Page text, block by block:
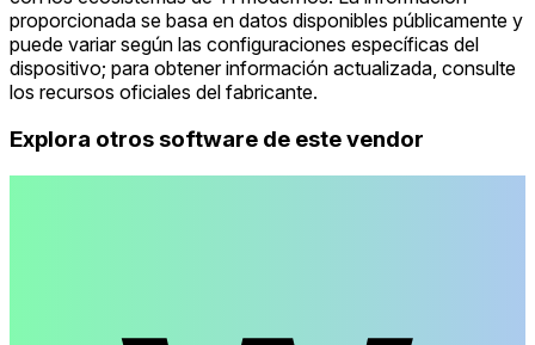
proporcionada se basa en datos disponibles públicamente y
puede variar según las configuraciones específicas del
dispositivo; para obtener información actualizada, consulte
los recursos oficiales del fabricante.
Explora otros software de este vendor